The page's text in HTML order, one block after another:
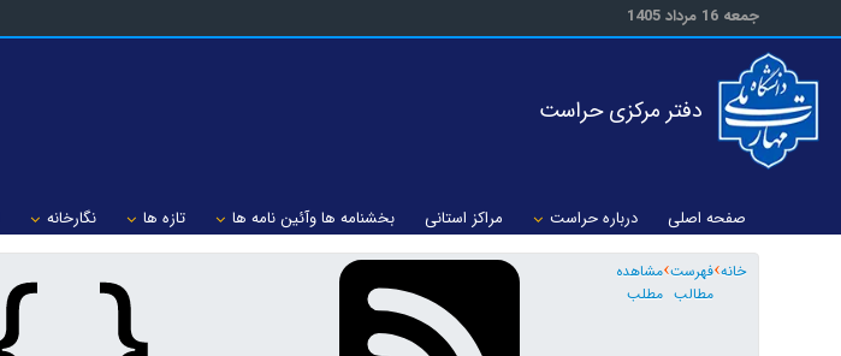
جمعه 16 مرداد 1405
دفتر مرکزی حراست
صفحه اصلی درباره حراست مراکز استانی بخشنامه ها وآئین نامه ها تازه ها نگارخانه
خانه فهرست
مطالب
مشاهده
مطلب